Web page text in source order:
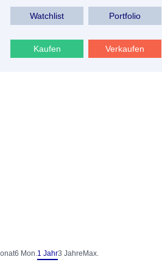
Watchlist Portfolio
Kaufen Verkaufen
6 Mon.1 Jahr3 Jahre Max.